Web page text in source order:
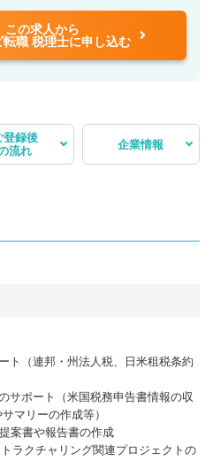
この求人から
転職 税理士に申し込む
登録後
流れ
企業情報
ト（連邦・州法人税、日米租税条約
サポート（米国税務申告書情報の収
マリーの作成等）
案書や報告書の作成
ラクチャリング関連プロジェクトの